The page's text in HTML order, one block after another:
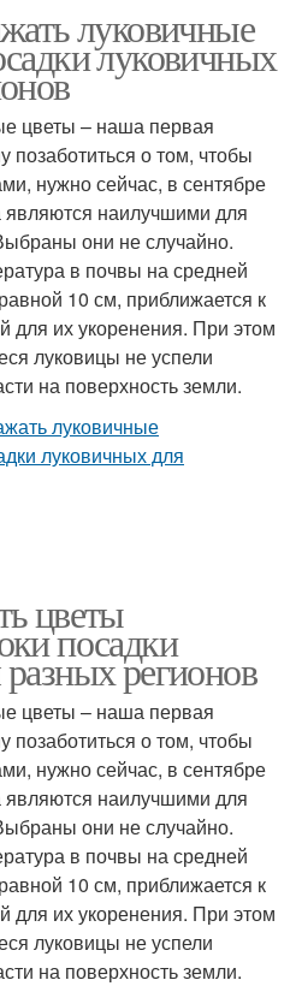
луковичные
луковичных
цветы – наша первая
позаботиться о том, чтобы
нужно сейчас, в сентябре
являются наилучшими для
они не случайно.
в почвы на средней
10 см, приближается к
для их укоренения. При этом
луковицы не успели
на поверхность земли.
цветы
посадки
регионов
цветы – наша первая
позаботиться о том, чтобы
нужно сейчас, в сентябре
являются наилучшими для
они не случайно.
в почвы на средней
10 см, приближается к
для их укоренения. При этом
луковицы не успели
на поверхность земли.